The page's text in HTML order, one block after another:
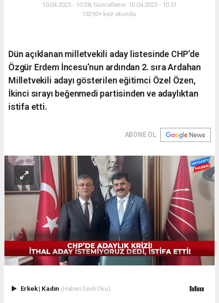
10.04.2023 - 10:38, Güncelleme: 10.04.2023 - 10:51
13290+ kez okundu.
Dün açıklanan milletvekili aday listesinde CHP’de
Özgür Erdem İncesu’nun ardından 2. sıra Ardahan
Milletvekili adayı gösterilen eğitimci Özel Özen,
İkinci sırayı beğenmedi partisinden ve adaylıktan
istifa etti.
ABONE OL
Erkek| Kadın (Haberi Sesli Oku)